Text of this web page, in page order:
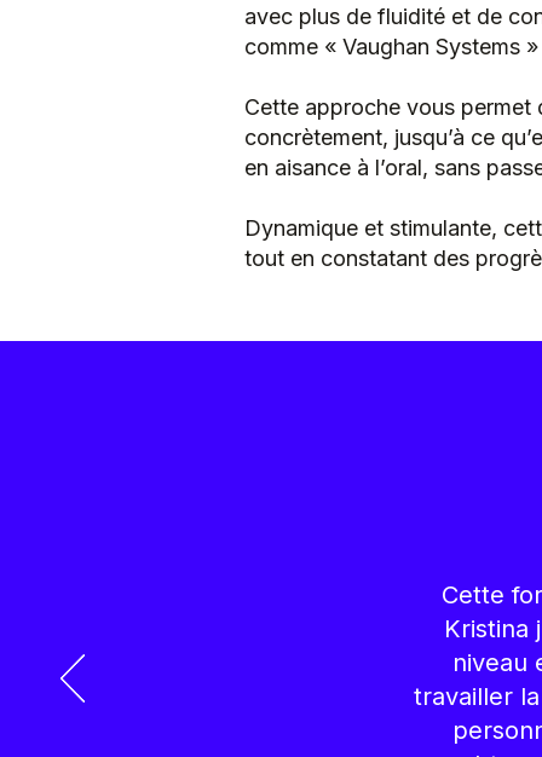
avec plus de fluidité et de
comme « Vaughan Systems
Cette approche vous permet
concrètement, jusqu’à ce
en aisance à l’oral, sans
Dynamique et stimulante,
tout en constatant des
Cette
Kristina
niveau
travailler